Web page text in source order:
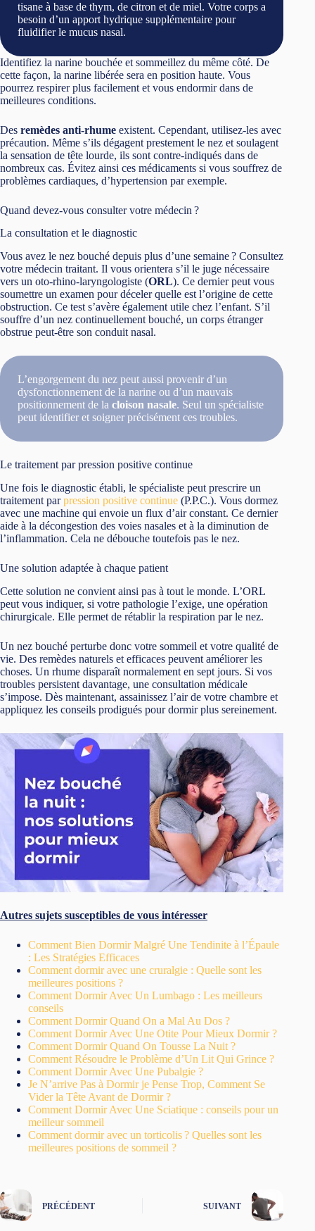
tisane à base de thym, de citron et de miel. Votre corps a
besoin d’un apport hydrique supplémentaire pour
fluidifier le mucus nasal.
Identifiez la narine bouchée et sommeillez du même côté. De
cette façon, la narine libérée sera en position haute. Vous
pourrez respirer plus facilement et vous endormir dans de
meilleures conditions.
Des remèdes anti-rhume existent. Cependant, utilisez-les avec
précaution. Même s’ils dégagent prestement le nez et soulagent
la sensation de tête lourde, ils sont contre-indiqués dans de
nombreux cas. Évitez ainsi ces médicaments si vous souffrez de
problèmes cardiaques, d’hypertension par exemple.
Quand devez-vous consulter votre médecin ?
La consultation et le diagnostic
Vous avez le nez bouché depuis plus d’une semaine ? Consultez
votre médecin traitant. Il vous orientera s’il le juge nécessaire
vers un oto-rhino-laryngologiste (ORL). Ce dernier peut vous
soumettre un examen pour déceler quelle est l’origine de cette
obstruction. Ce test s’avère également utile chez l’enfant. S’il
souffre d’un nez continuellement bouché, un corps étranger
obstrue peut-être son conduit nasal.
L’engorgement du nez peut aussi provenir d’un
dysfonctionnement de la narine ou d’un mauvais
positionnement de la cloison nasale. Seul un spécialiste
peut identifier et soigner précisément ces troubles.
Le traitement par pression positive continue
Une fois le diagnostic établi, le spécialiste peut prescrire un
traitement parpression positive continue (P.P.C.). Vous dormez
avec une machine qui envoie un flux d’air constant. Ce dernier
aide à la décongestion des voies nasales et à la diminution de
l’inflammation. Cela ne débouche toutefois pas le nez.
Une solution adaptée à chaque patient
Cette solution ne convient ainsi pas à tout le monde. L’ORL
peut vous indiquer, si votre pathologie l’exige, une opération
chirurgicale. Elle permet de rétablir la respiration par le nez.
Un nez bouché perturbe donc votre sommeil et votre qualité de
vie. Des remèdes naturels et efficaces peuvent améliorer les
choses. Un rhume disparaît normalement en sept jours. Si vos
troubles persistent davantage, une consultation médicale
s’impose. Dès maintenant, assainissez l’air de votre chambre et
appliquez les conseils prodigués pour dormir plus sereinement.
Autres sujets susceptibles de vous intéresser
Comment Bien Dormir Malgré Une Tendinite à l’Épaule
: Les Stratégies Efficaces
Comment dormir avec une cruralgie : Quelle sont les
meilleures positions ?
Comment Dormir Avec Un Lumbago : Les meilleurs
conseils
Comment Dormir Quand On a Mal Au Dos ?
Comment Dormir Avec Une Otite Pour Mieux Dormir ?
Comment Dormir Quand On Tousse La Nuit ?
Comment Résoudre le Problème d’Un Lit Qui Grince ?
Comment Dormir Avec Une Pubalgie ?
Je N’arrive Pas à Dormir je Pense Trop, Comment Se
Vider la Tête Avant de Dormir ?
Comment Dormir Avec Une Sciatique : conseils pour un
meilleur sommeil
Comment dormir avec un torticolis ? Quelles sont les
meilleures positions de sommeil ?
PRÉCÉDENT SUIVANT